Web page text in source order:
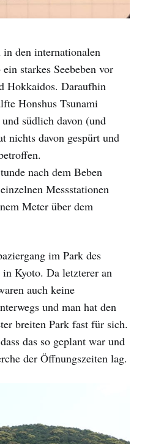
den internationalen
starkes Seebeben vor
Hokkaidos. Daraufhin
Honshus Tsunami
südlich davon (und
nichts davon gespürt und
nach dem Beben
Messstationen
Meter über dem
im Park des
Kyoto. Da letzterer an
auch keine
und man hat den
breiten Park fast für sich.
das so geplant war und
der Öffnungszeiten lag.